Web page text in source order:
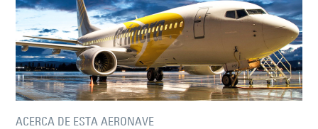
ACERCA DE ESTA AERONAVE